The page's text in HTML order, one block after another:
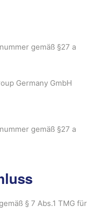
gemäß §27 a
Germany GmbH
gemäß §27 a
§ 7 Abs.1 TMG für